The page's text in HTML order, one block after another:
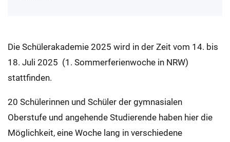
Die Schülerakademie 2025 wird in der Zeit vom 14. bis
18. Juli 2025 (1. Sommerferienwoche in NRW)
stattfinden.
20 Schülerinnen und Schüler der gymnasialen
Oberstufe und angehende Studierende haben hier die
Möglichkeit, eine Woche lang in verschiedene